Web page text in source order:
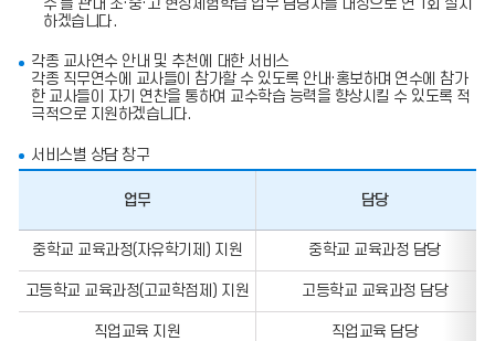
수’를 관내 초·중·고 현장체험학습 업무 담당자를 대상으로 연 1회 실시
하겠습니다.
각종 교사연수 안내 및 추천에 대한 서비스
각종 직무연수에 교사들이 참가할 수 있도록 안내·홍보하며 연수에 참가
한 교사들이 자기 연찬을 통하여 교수학습 능력을 향상시킬 수 있도록 적
극적으로 지원하겠습니다.
서비스별 상담 창구
무,
담
당,
전
업무 담당
중학교 교육과정(자유학기제) 지원 중학교 교육과정 담당
고등학교 교육과정(고교학점제) 지원 고등학교 교육과정 담당
직업교육 지원 직업교육 담당